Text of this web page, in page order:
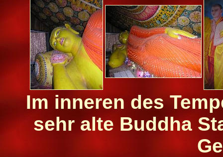
Im inneren des
sehr alte Buddha